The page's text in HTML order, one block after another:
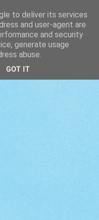
to deliver its services
and user-agent are
and security
generate usage
abuse.
GOT IT